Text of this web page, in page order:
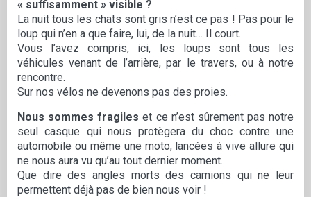
« suffisamment » visible ?
La nuit tous les chats sont gris n’est ce pas ! Pas pour le
loup qui n’en a que faire, lui, de la nuit… Il court.
Vous l’avez compris, ici, les loups sont tous les
véhicules venant de l’arrière, par le travers, ou à notre
rencontre.
Sur nos vélos ne devenons pas des proies.
Nous sommes fragiles et ce n’est sûrement pas notre
seul casque qui nous protègera du choc contre une
automobile ou même une moto, lancées à vive allure qui
ne nous aura vu qu’au tout dernier moment.
Que dire des angles morts des camions qui ne leur
permettent déjà pas de bien nous voir !